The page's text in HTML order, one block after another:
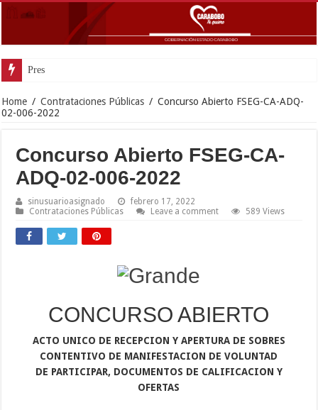
Presidenta Delcy Rod
Home / Contrataciones Públicas / Concurso Abierto FSEG-CA-ADQ-
02-006-2022
Concurso Abierto FSEG-CA-
ADQ-02-006-2022
sinusuarioasignado
febrero 17, 2022
Contrataciones Públicas
Leave a comment 589 Views
CONCURSO ABIERTO
ACTO UNICO DE RECEPCION Y APERTURA DE SOBRES
CONTENTIVO DE MANIFESTACION DE VOLUNTAD
DE PARTICIPAR, DOCUMENTOS DE CALIFICACION Y
OFERTAS